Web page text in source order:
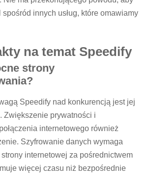
innych usług, które omawiamy
na temat Speedify
strony
Speedify nad konkurencją jest jej
Zwiększenie prywatności i
internetowego również
Szyfrowanie danych wymaga
internetowej za pośrednictwem
więcej czasu niż bezpośrednie